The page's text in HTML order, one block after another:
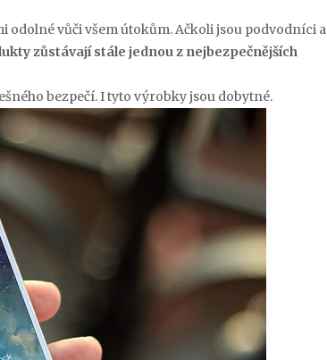
odolné vůči všem útokům. Ačkoli jsou podvodníci a
zůstávají stále jednou z nejbezpečnějších
bezpečí. I tyto výrobky jsou dobytné.